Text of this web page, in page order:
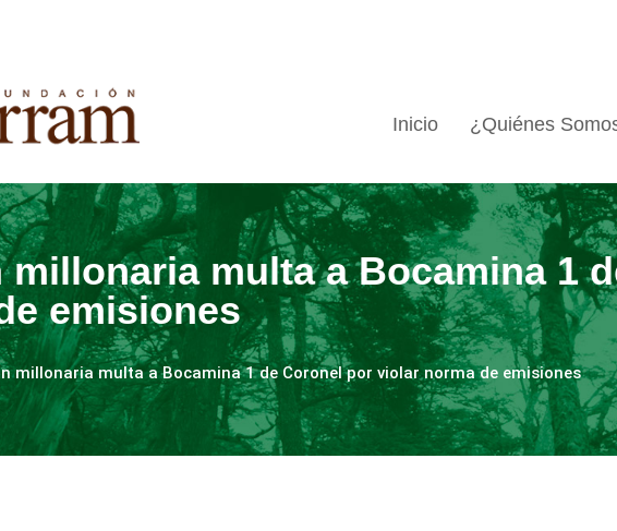
Inicio ¿Quiénes
millonaria multa a Bocamina 1
emisiones
millonaria multa a Bocamina 1 de Coronel por violar norma de emisiones